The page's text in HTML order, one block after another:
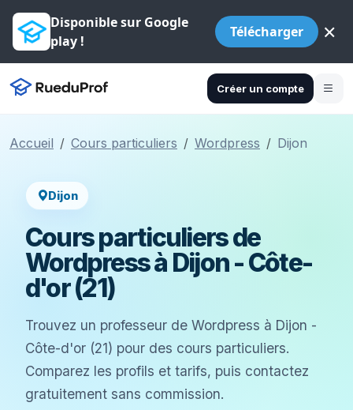
Disponible sur Google
play !
Télécharger ×
Créer un compte
Accueil Cours particuliers Wordpress Dijon
Dijon
Cours particuliers de
Wordpress à Dijon - Côte-
d'or (21)
Trouvez un professeur de Wordpress à Dijon -
Côte-d'or (21) pour des cours particuliers.
Comparez les profils et tarifs, puis contactez
gratuitement sans commission.